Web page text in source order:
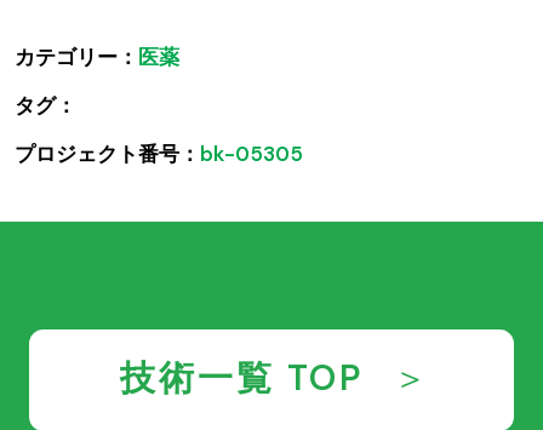
カテゴリー： 医薬
タグ：
プロジェクト番号： bk-05305
技術一覧 TOP